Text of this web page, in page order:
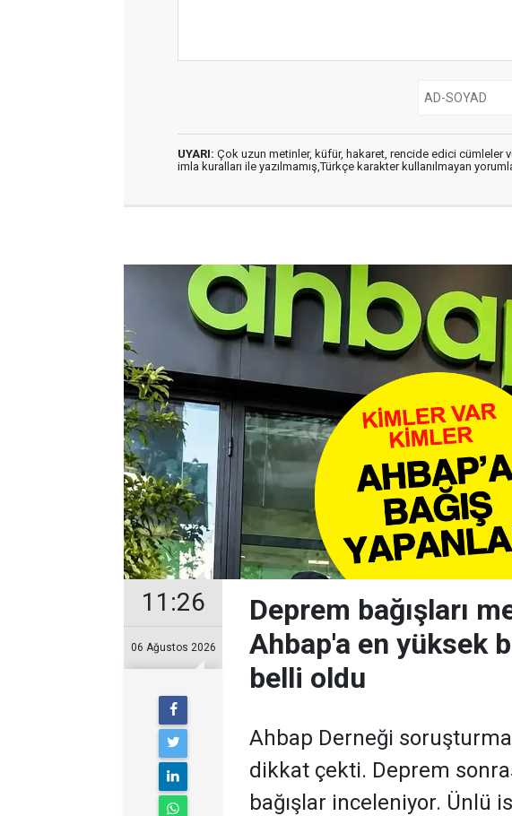
UYARI: Çok uzun metinler, küfür, hakaret, rencide edici cümleler
imla kuralları ile yazılmamış,Türkçe karakter kullanılmayan
11:26
06 Ağustos 2026
Deprem bağışları
Ahbap'a en yüksek
belli oldu
Ahbap Derneği
dikkat çekti. Deprem
bağışlar inceleniyor. Ünlü